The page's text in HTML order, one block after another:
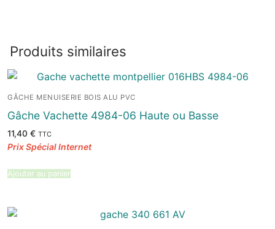
Produits similaires
GÂCHE MENUISERIE BOIS ALU PVC
Gâche Vachette 4984-06 Haute ou Basse
11,40 € TTC
Ajouter au panier